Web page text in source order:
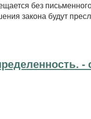
без
закона будут
-